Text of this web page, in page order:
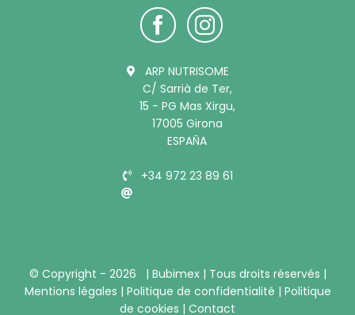
ARP NUTRISOME
C/ Sarrià de Ter,
15 - PG Mas Xirgu,
17005 Girona
ESPAÑA
+34 972 23 89 61
© Copyright - 2026 | Bubimex | Tous droits réservés |
Mentions légales | Politique de confidentialité | Politique
de cookies | Contact